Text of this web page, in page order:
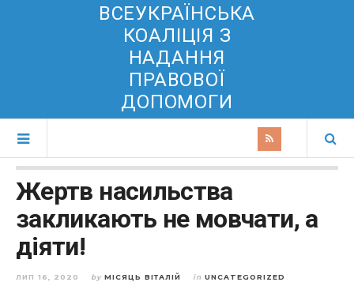
ВСЕУКРАЇНСЬКА
КОАЛІЦІЯ З
НАДАННЯ
ПРАВОВОЇ
ДОПОМОГИ
Жертв насильства
закликають не мовчати, а
діяти!
ЛИП 16, 2020 by МІСЯЦЬ ВІТАЛІЙ in UNCATEGORIZED